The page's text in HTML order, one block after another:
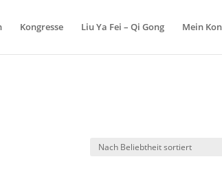
Kongresse Liu Ya Fei – Qi Gong Mein